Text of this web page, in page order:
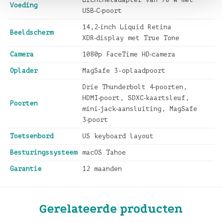
Voeding
USB‑C‑poort
Beeldscherm
14,2‑inch Liquid Retina
XDR‑display met True Tone
Camera 1080p FaceTime HD‑camera
Oplader MagSafe 3-oplaadpoort
Poorten
Drie Thunderbolt 4‑poorten,
HDMI‑poort, SDXC‑kaartsleuf,
mini‑jack‑aansluiting, MagSafe
3‑poort
Toetsenbord US keyboard layout
Besturingssysteem macOS Tahoe
Garantie 12 maanden
Gerelateerde producten